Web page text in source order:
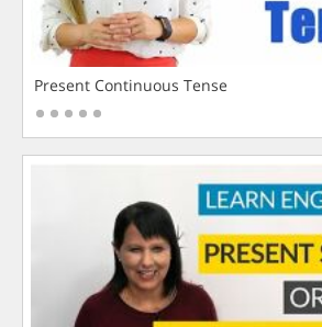
Present Continuous Tense